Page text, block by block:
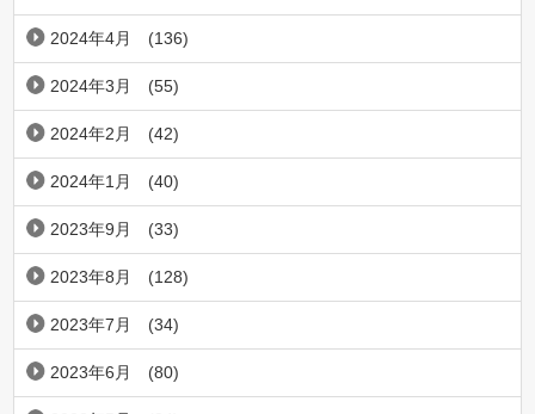
2024年4月 (136)
2024年3月 (55)
2024年2月 (42)
2024年1月 (40)
2023年9月 (33)
2023年8月 (128)
2023年7月 (34)
2023年6月 (80)